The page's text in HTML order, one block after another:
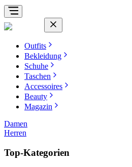
Outfits
Bekleidung
Schuhe
Taschen
Accessoires
Beauty
Magazin
Damen
Herren
Top-Kategorien